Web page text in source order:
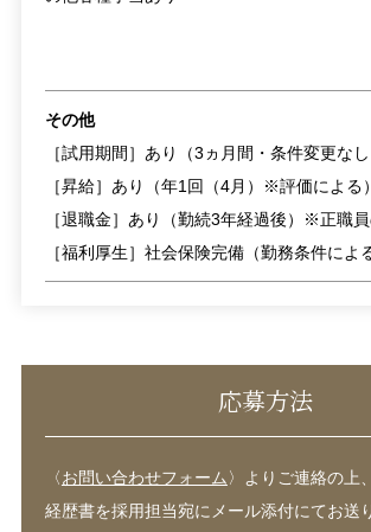
その他
［試用期間］あり（3ヵ月間・条件変更なし
［昇給］あり（年1回（4月）※評価による）
［退職金］あり（勤続3年経過後）※正職
［福利厚生］社会保険完備（勤務条件によ
応募方法
〈お問い合わせフォーム 〉よりご連絡の上
経歴書を採用担当宛にメール添付にてお送